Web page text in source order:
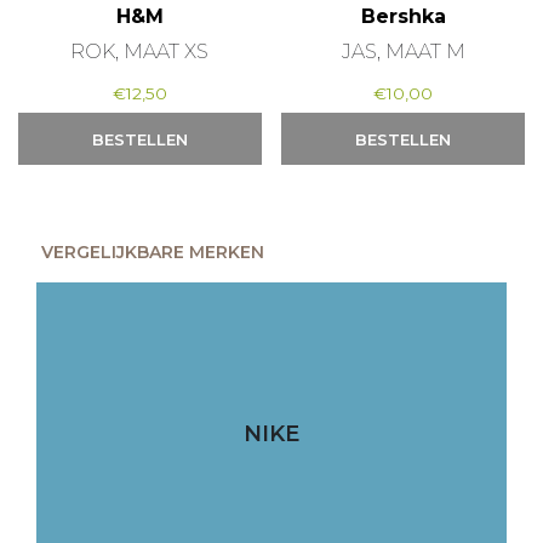
H&M
ROK, MAAT XS
€12,50
BESTELLEN
Bershka
JAS, MAAT M
€10,00
BESTELLEN
VERGELIJKBARE MERKEN
NIKE